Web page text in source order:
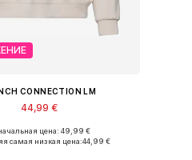
CONNECTION LM
44,99 €
размеры: XS, M
цена: 49,99 €
самая низкая цена:44,99 €